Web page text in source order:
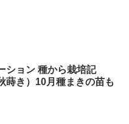
ション 種から栽培記
蒔き）10月種まきの苗も